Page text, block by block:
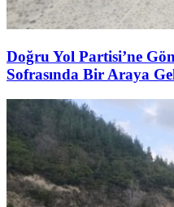
Doğru Yol Partisi’ne
Sofrasında Bir Araya